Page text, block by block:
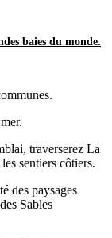
baies du monde.
traverserez La
sentiers côtiers.
des paysages
Sables